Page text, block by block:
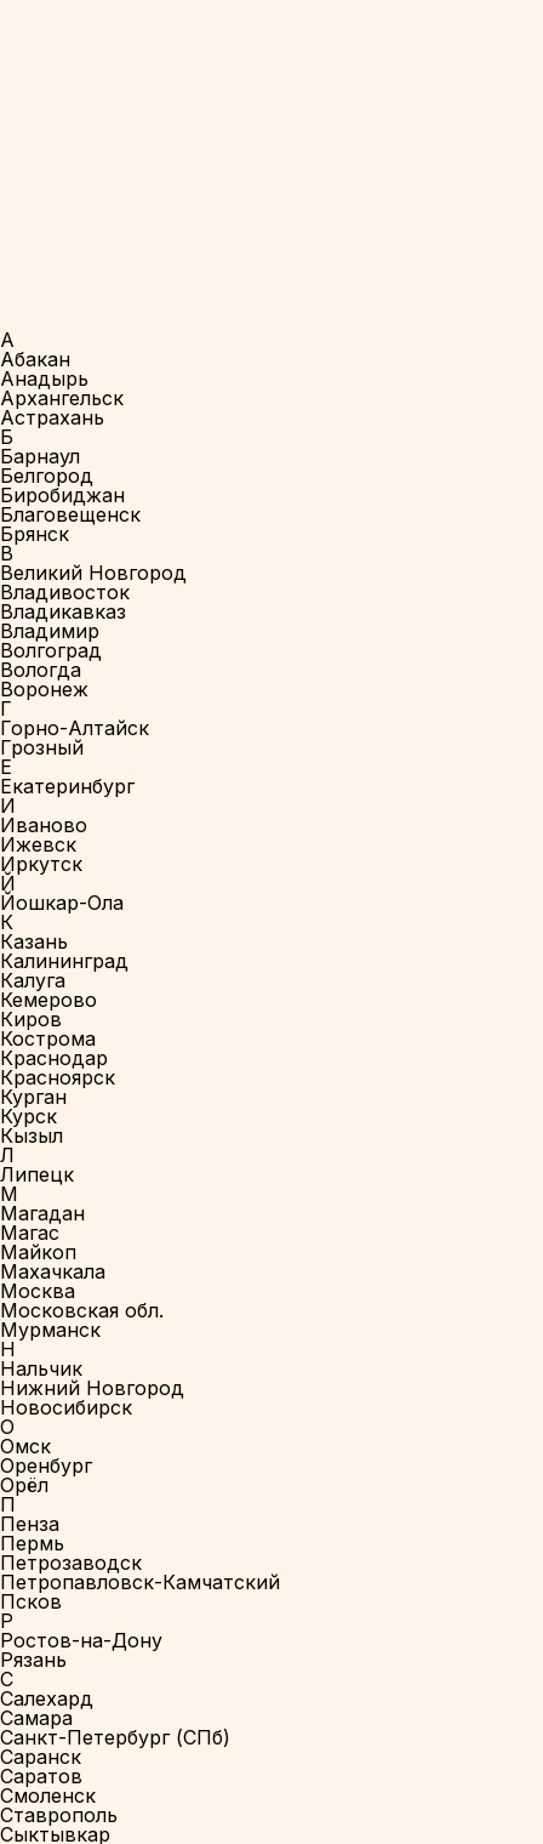
А
Абакан
Анадырь
Архангельск
Астрахань
Б
Барнаул
Белгород
Биробиджан
Благовещенск
Брянск
В
Великий Новгород
Владивосток
Владикавказ
Владимир
Волгоград
Вологда
Воронеж
Г
Горно-Алтайск
Грозный
Е
Екатеринбург
И
Иваново
Ижевск
Иркутск
Й
Йошкар-Ола
К
Казань
Калининград
Калуга
Кемерово
Киров
Кострома
Краснодар
Красноярск
Курган
Курск
Кызыл
Л
Липецк
М
Магадан
Магас
Майкоп
Махачкала
Москва
Московская обл.
Мурманск
Н
Нальчик
Нижний Новгород
Новосибирск
О
Омск
Оренбург
Орёл
П
Пенза
Пермь
Петрозаводск
Петропавловск-Камчатский
Псков
Р
Ростов-на-Дону
Рязань
С
Салехард
Самара
Санкт-Петербург (СПб)
Саранск
Саратов
Смоленск
Ставрополь
Сыктывкар